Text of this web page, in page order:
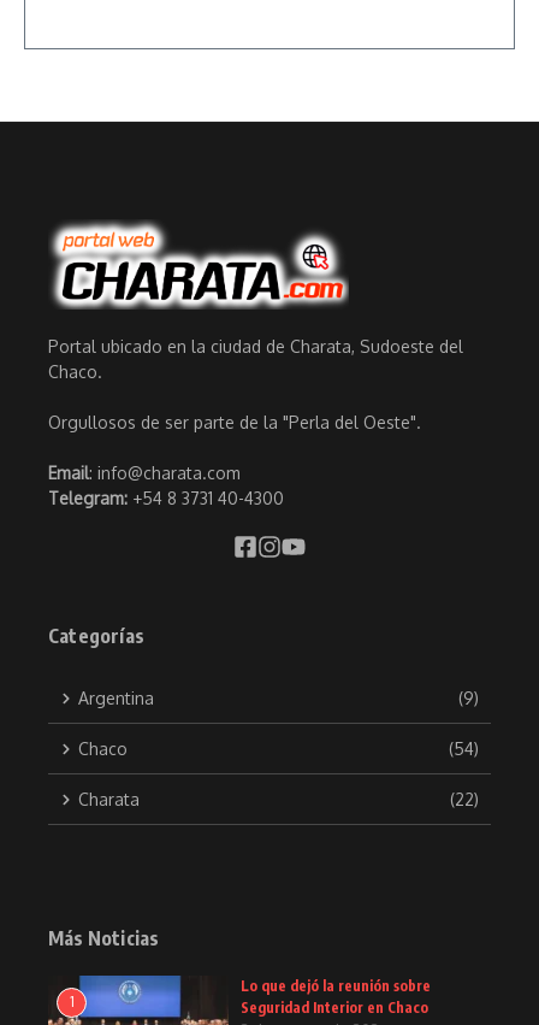
Portal ubicado en la ciudad de Charata, Sudoeste del
Chaco.
Orgullosos de ser parte de la "Perla del Oeste".
Email: info@charata.com
Telegram: +54 8 3731 40-4300
Categorías
Argentina (9)
Chaco (54)
Charata (22)
Más Noticias
1
Lo que dejó la reunión sobre
Seguridad Interior en Chaco